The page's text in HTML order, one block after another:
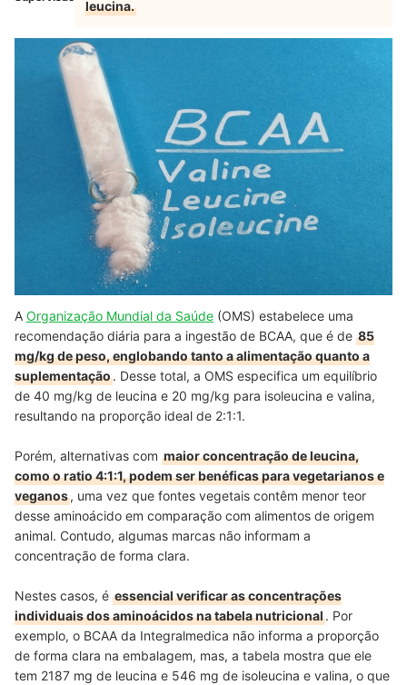
leucina.
A Organização Mundial da Saúde (OMS) estabelece uma
recomendação diária para a ingestão de BCAA, que é de 85
mg/kg de peso, englobando tanto a alimentação quanto a
suplementação. Desse total, a OMS especifica um equilíbrio
de 40 mg/kg de leucina e 20 mg/kg para isoleucina e valina,
resultando na proporção ideal de 2:1:1.
Porém, alternativas com maior concentração de leucina,
como o ratio 4:1:1, podem ser benéficas para vegetarianos e
veganos, uma vez que fontes vegetais contêm menor teor
desse aminoácido em comparação com alimentos de origem
animal. Contudo, algumas marcas não informam a
concentração de forma clara.
Nestes casos, é essencial verificar as concentrações
individuais dos aminoácidos na tabela nutricional. Por
exemplo, o BCAA da Integralmedica não informa a proporção
de forma clara na embalagem, mas, a tabela mostra que ele
tem 2187 mg de leucina e 546 mg de isoleucina e valina, o que